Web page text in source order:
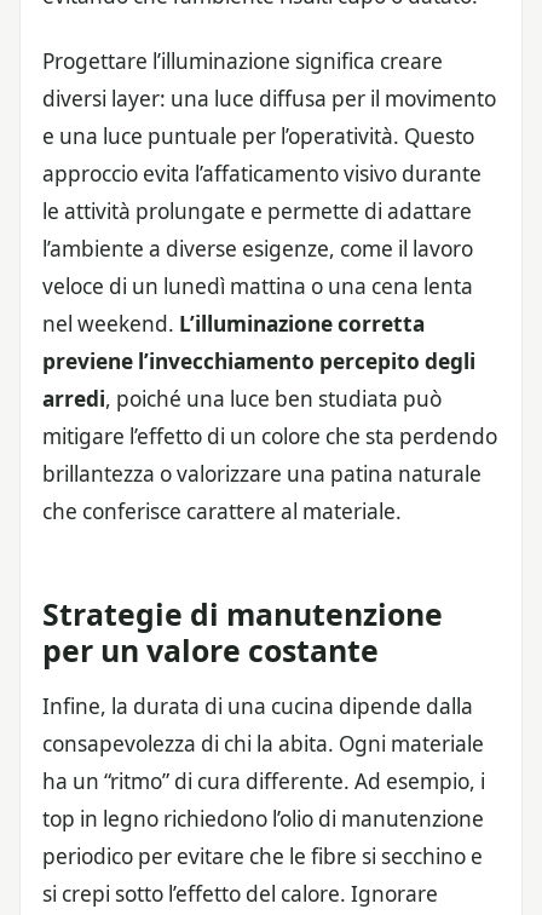
Progettare l’illuminazione significa creare
diversi layer: una luce diffusa per il movimento
e una luce puntuale per l’operatività. Questo
approccio evita l’affaticamento visivo durante
le attività prolungate e permette di adattare
l’ambiente a diverse esigenze, come il lavoro
veloce di un lunedì mattina o una cena lenta
nel weekend. L’illuminazione corretta
previene l’invecchiamento percepito degli
arredi, poiché una luce ben studiata può
mitigare l’effetto di un colore che sta perdendo
brillantezza o valorizzare una patina naturale
che conferisce carattere al materiale.
Strategie di manutenzione
per un valore costante
Infine, la durata di una cucina dipende dalla
consapevolezza di chi la abita. Ogni materiale
ha un “ritmo” di cura differente. Ad esempio, i
top in legno richiedono l’olio di manutenzione
periodico per evitare che le fibre si secchino e
si crepi sotto l’effetto del calore. Ignorare